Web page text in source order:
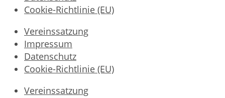
Cookie-Richtlinie (EU)
Vereinssatzung
Impressum
Datenschutz
Cookie-Richtlinie (EU)
Vereinssatzung